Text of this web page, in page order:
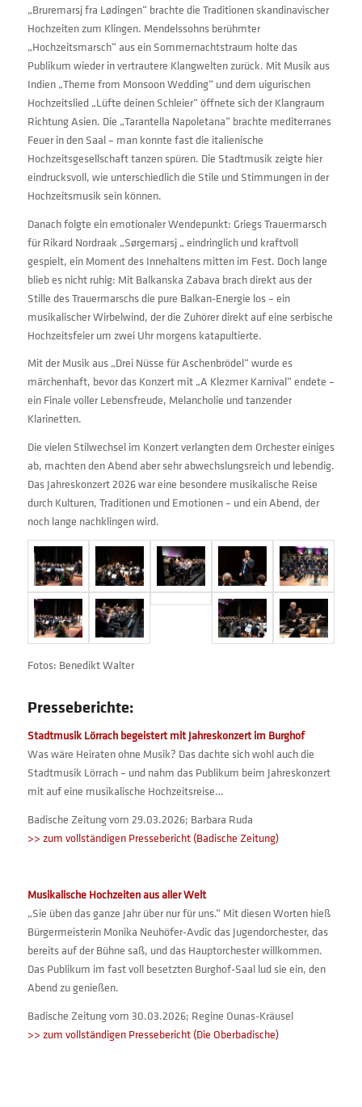
„Bruremarsj fra Lødingen“ brachte die Traditionen skandinavischer
Hochzeiten zum Klingen. Mendelssohns berühmter
„Hochzeitsmarsch“ aus ein Sommernachtstraum holte das
Publikum wieder in vertrautere Klangwelten zurück. Mit Musik aus
Indien „Theme from Monsoon Wedding“ und dem uigurischen
Hochzeitslied „Lüfte deinen Schleier“ öffnete sich der Klangraum
Richtung Asien. Die „Tarantella Napoletana“ brachte mediterranes
Feuer in den Saal – man konnte fast die italienische
Hochzeitsgesellschaft tanzen spüren. Die Stadtmusik zeigte hier
eindrucksvoll, wie unterschiedlich die Stile und Stimmungen in der
Hochzeitsmusik sein können.
Danach folgte ein emotionaler Wendepunkt: Griegs Trauermarsch
für Rikard Nordraak „Sørgemarsj „ eindringlich und kraftvoll
gespielt, ein Moment des Innehaltens mitten im Fest. Doch lange
blieb es nicht ruhig: Mit Balkanska Zabava brach direkt aus der
Stille des Trauermarschs die pure Balkan-Energie los – ein
musikalischer Wirbelwind, der die Zuhörer direkt auf eine serbische
Hochzeitsfeier um zwei Uhr morgens katapultierte.
Mit der Musik aus „Drei Nüsse für Aschenbrödel“ wurde es
märchenhaft, bevor das Konzert mit „A Klezmer Karnival“ endete –
ein Finale voller Lebensfreude, Melancholie und tanzender
Klarinetten.
Die vielen Stilwechsel im Konzert verlangten dem Orchester einiges
ab, machten den Abend aber sehr abwechslungsreich und lebendig.
Das Jahreskonzert 2026 war eine besondere musikalische Reise
durch Kulturen, Traditionen und Emotionen – und ein Abend, der
noch lange nachklingen wird.
Fotos: Benedikt Walter
Presseberichte:
Stadtmusik Lörrach begeistert mit Jahreskonzert im Burghof
Was wäre Heiraten ohne Musik? Das dachte sich wohl auch die
Stadtmusik Lörrach – und nahm das Publikum beim Jahreskonzert
mit auf eine musikalische Hochzeitsreise…
Badische Zeitung vom 29.03.2026; Barbara Ruda
>> zum vollständigen Pressebericht (Badische Zeitung)
Musikalische Hochzeiten aus aller Welt
„Sie üben das ganze Jahr über nur für uns.“ Mit diesen Worten hieß
Bürgermeisterin Monika Neuhöfer-Avdic das Jugendorchester, das
bereits auf der Bühne saß, und das Hauptorchester willkommen.
Das Publikum im fast voll besetzten Burghof-Saal lud sie ein, den
Abend zu genießen.
Badische Zeitung vom 30.03.2026; Regine Ounas-Kräusel
>> zum vollständigen Pressebericht (Die Oberbadische)